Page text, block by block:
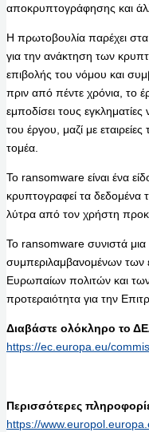
αποκρυπτογράφησης και
Η πρωτοβουλία παρέχει
για την ανάκτηση των
επιβολής του νόμου και
πριν από πέντε χρόνια, το
εμποδίσει τους
του έργου, μαζί με
τομέα.
Το ransomware είναι ένα
κρυπτογραφεί τα δεδομένα
λύτρα από τον χρήστη
Το ransomware συνιστά μια
συμπεριλαμβανομένων των
Ευρωπαίων πολιτών και
προτεραιότητα για την
Διαβάστε ολόκληρο το
https://ec.europa.eu/
Περισσότερες
https://